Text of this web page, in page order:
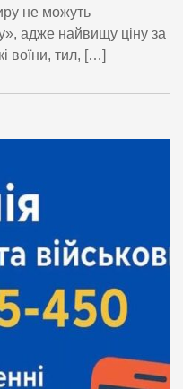
не можуть
адже найвищу ціну за
воїни, тил, […]